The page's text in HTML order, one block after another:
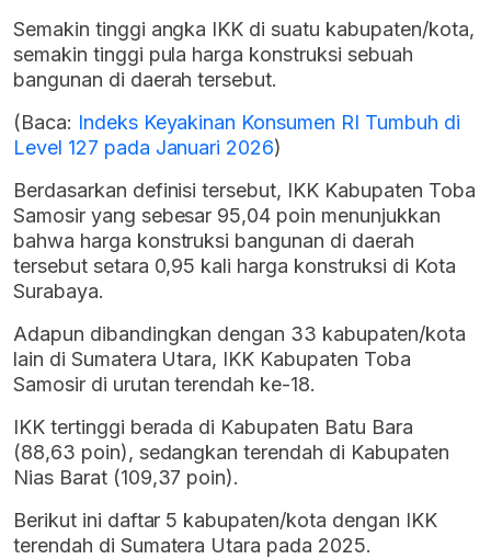
Semakin tinggi angka IKK di suatu kabupaten/kota,
semakin tinggi pula harga konstruksi sebuah
bangunan di daerah tersebut.
(Baca: Indeks Keyakinan Konsumen RI Tumbuh di
Level 127 pada Januari 2026)
Berdasarkan definisi tersebut, IKK Kabupaten Toba
Samosir yang sebesar 95,04 poin menunjukkan
bahwa harga konstruksi bangunan di daerah
tersebut setara 0,95 kali harga konstruksi di Kota
Surabaya.
Adapun dibandingkan dengan 33 kabupaten/kota
lain di Sumatera Utara, IKK Kabupaten Toba
Samosir di urutan terendah ke-18.
IKK tertinggi berada di Kabupaten Batu Bara
(88,63 poin), sedangkan terendah di Kabupaten
Nias Barat (109,37 poin).
Berikut ini daftar 5 kabupaten/kota dengan IKK
terendah di Sumatera Utara pada 2025.